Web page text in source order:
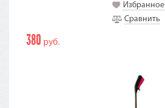
Избранное
Сравнить
380 руб.